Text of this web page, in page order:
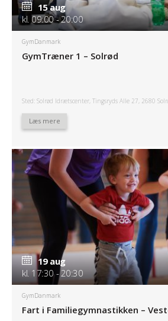
15 aug
kl. 09:00 - 20:00
GymDanmark
GymTræner 1 – Solrød
Sted: Solrød Idrætscenter, Tingsryds Alle 27, 2680
Læs mere
19 aug
kl. 17:30 - 20:30
GymDanmark
Fart i Familiegymnastikken –